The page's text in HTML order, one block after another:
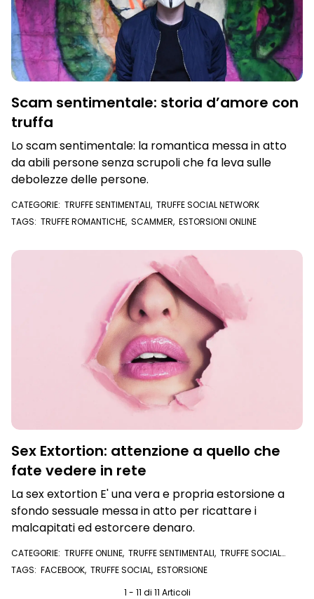
Scam sentimentale: storia d’amore con
truffa
Lo scam sentimentale: la romantica messa in atto
da abili persone senza scrupoli che fa leva sulle
debolezze delle persone.
CATEGORIE: TRUFFE SENTIMENTALI, TRUFFE SOCIAL NETWORK
TAGS: TRUFFE ROMANTICHE, SCAMMER, ESTORSIONI ONLINE
Sex Extortion: attenzione a quello che
fate vedere in rete
La sex extortion E' una vera e propria estorsione a
sfondo sessuale messa in atto per ricattare i
malcapitati ed estorcere denaro.
CATEGORIE: TRUFFE ONLINE, TRUFFE SENTIMENTALI, TRUFFE SOCIAL
NETWORK
TAGS: FACEBOOK, TRUFFE SOCIAL, ESTORSIONE
1 - 11 di 11 Articoli